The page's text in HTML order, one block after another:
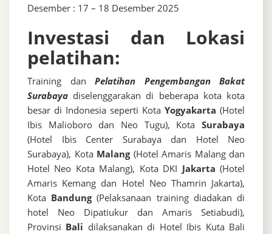
Desember : 17 – 18 Desember 2025
Investasi dan Lokasi
pelatihan:
Training dan
Pelatihan Pengembangan Bakat
Surabaya diselenggarakan di beberapa kota kota
besar di Indonesia seperti Kota Yogyakarta (Hotel
Ibis Malioboro dan Neo Tugu), Kota Surabaya
(Hotel Ibis Center Surabaya dan Hotel Neo
Surabaya), Kota Malang(Hotel Amaris Malang dan
Hotel Neo Kota Malang), Kota DKI Jakarta (Hotel
Amaris Kemang dan Hotel Neo Thamrin Jakarta),
Kota Bandung(Pelaksanaan training diadakan di
hotel Neo Dipatiukur dan Amaris Setiabudi),
Provinsi Bali dilaksanakan di Hotel Ibis Kuta Bali